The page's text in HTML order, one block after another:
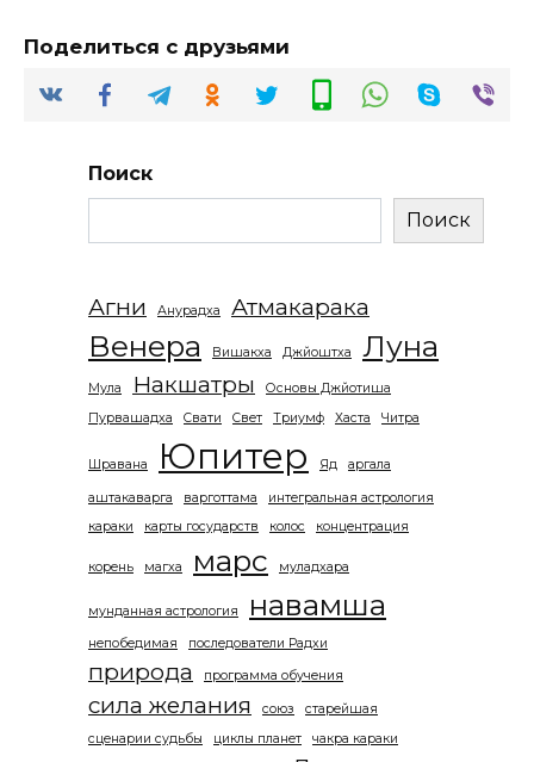
Поделиться с друзьями
Поиск
Поиск
Агни Анурадха Атмакарака
Венера Вишакха Джйоштха Луна
Мула Накшатры
Основы Джйотиша
Пурвашадха
Свати Свет Триумф Хаста Читра
Шравана Юпитер Яд аргала
аштакаварга варготтама
интегральная астрология
караки
карты государств колос концентрация
корень магха марс муладхара
мунданная астрология навамша
непобедимая последователи Радхи
природа программа обучения
сила желания союз
старейшая
сценарии судьбы
циклы планет чакра караки